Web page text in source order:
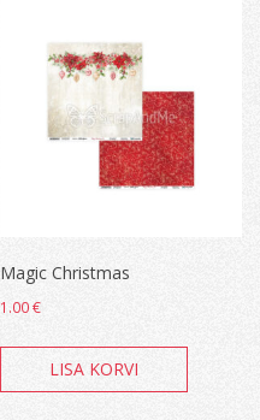
Magic Christmas
1.00€
LISA KORVI